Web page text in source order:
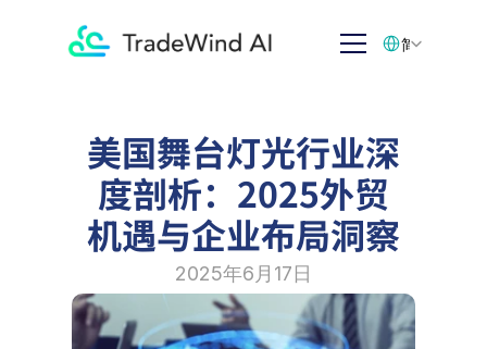
美国舞台灯光行业深
度剖析：2025外贸
机遇与企业布局洞察
2025年6月17日
简体中文